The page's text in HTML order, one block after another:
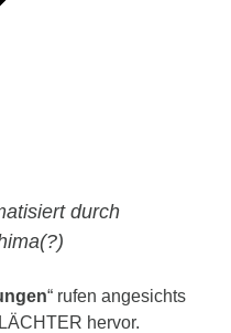
durch
“ rufen angesichts
hervor.